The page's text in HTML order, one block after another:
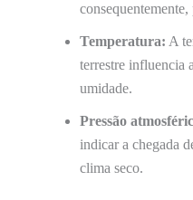
Temperatura: A
terrestre influencia
umidade.
Pressão
indicar a chegada
clima seco.